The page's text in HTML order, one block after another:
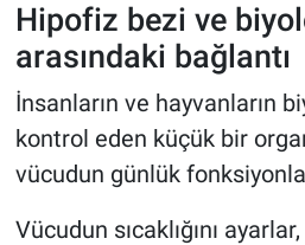
Hipofiz bezi ve
arasındaki bağlantı
İnsanların ve hayvanların
kontrol eden küçük bir
vücudun günlük
Vücudun sıcaklığını